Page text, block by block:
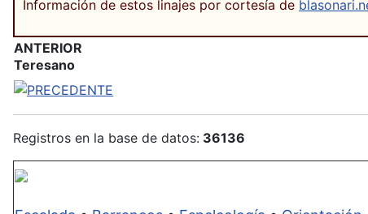
Información de estos linajes por cortesía de
ANTERIOR
Teresano
Registros en la base de datos: 36136